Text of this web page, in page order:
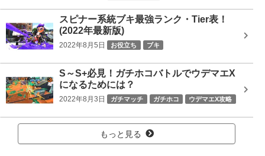
スピナー系統ブキ最強ランク・Tier表！
(2022年最新版)
2022年8月5日 お役立ち ブキ
S～S+必見！ガチホコバトルでウデマエX
になるためには？
2022年8月3日 ガチマッチ ガチホコ ウデマエX攻略
もっと見る